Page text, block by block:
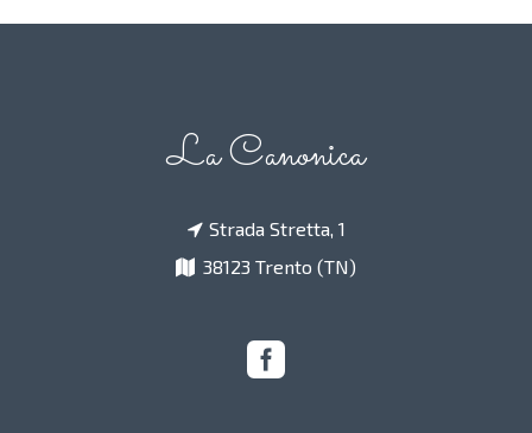
La Canonica
Strada Stretta, 1
38123 Trento (TN)